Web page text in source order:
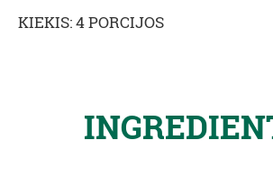
KIEKIS: 4 PORCIJOS